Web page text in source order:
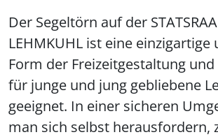
Der Segeltörn auf der
LEHMKUHL ist eine einzigartige
Form der Freizeitgestaltung
für junge und jung gebliebene
geeignet. In einer sicheren
man sich selbst herausfordern,